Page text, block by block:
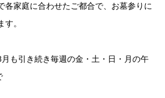
各家庭に合わせたご都合で、お墓参りに
。
も引き続き毎週の金・土・日・月の午